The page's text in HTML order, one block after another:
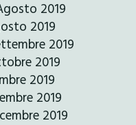
2019
2019
2019
2019
2019
2019
2019